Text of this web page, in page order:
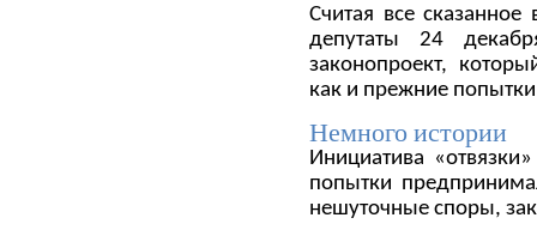
Считая все
депутаты 24
законопроект,
как и прежние
Немного истории
Инициатива
попытки
нешуточные споры,